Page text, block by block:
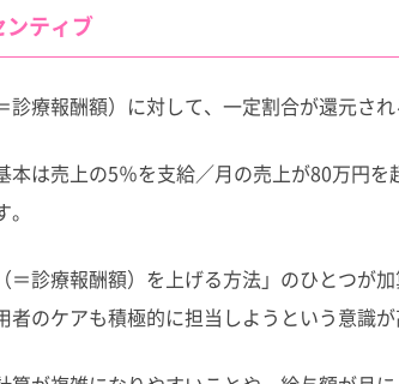
ンティブ
診療報酬額）に対して、一定割合が還元され
本は売上の5％を支給／月の売上が80万円
＝診療報酬額）を上げる方法」のひとつ
者のケアも積極的に担当しようという意識が